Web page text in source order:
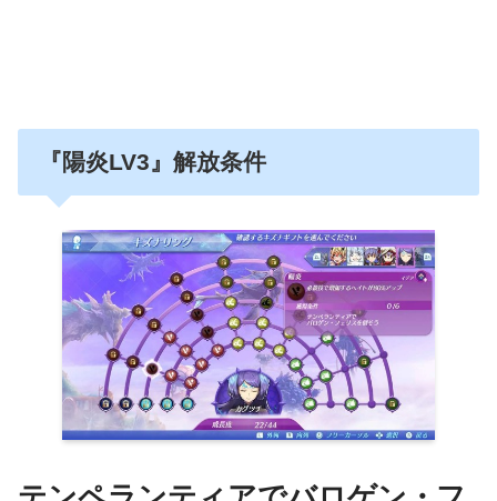
『陽炎LV3』解放条件